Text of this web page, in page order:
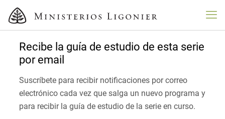
Recibe la guía de estudio de esta serie
por email
Suscríbete para recibir notificaciones por correo
electrónico cada vez que salga un nuevo programa y
para recibir la guía de estudio de la serie en curso.